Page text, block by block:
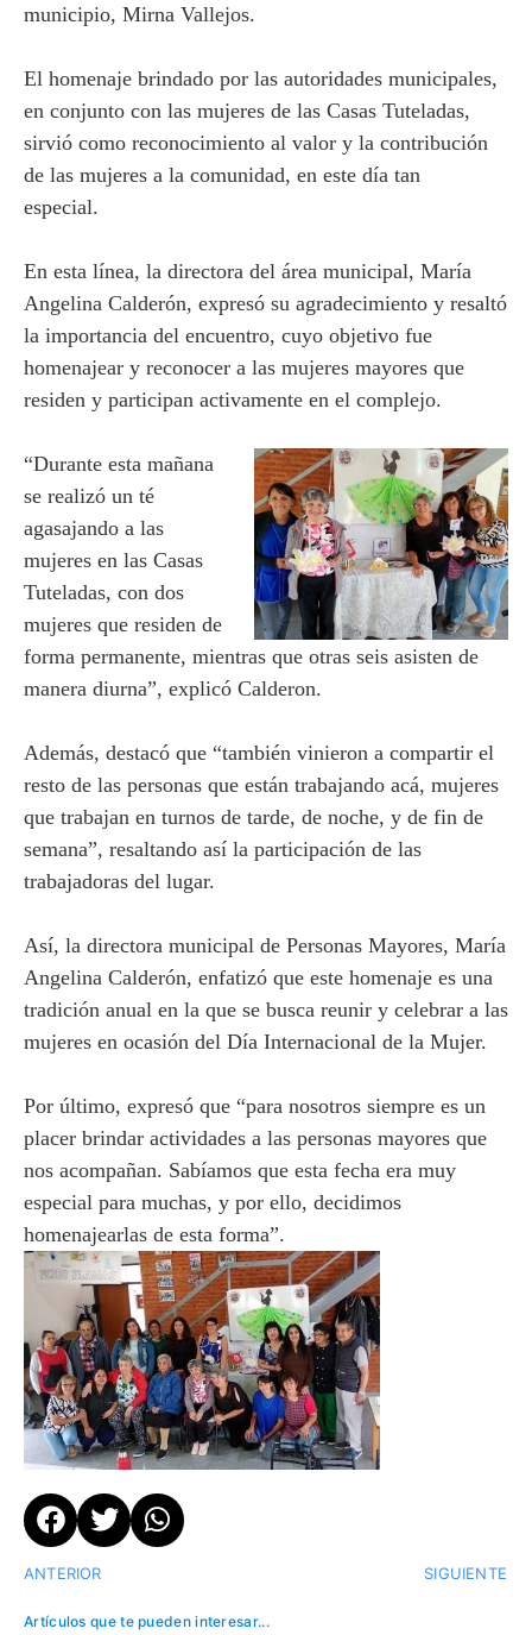
municipio, Mirna Vallejos.
El homenaje brindado por las autoridades municipales,
en conjunto con las mujeres de las Casas Tuteladas,
sirvió como reconocimiento al valor y la contribución
de las mujeres a la comunidad, en este día tan
especial.
En esta línea, la directora del área municipal, María
Angelina Calderón, expresó su agradecimiento y resaltó
la importancia del encuentro, cuyo objetivo fue
homenajear y reconocer a las mujeres mayores que
residen y participan activamente en el complejo.
“Durante esta mañana
se realizó un té
agasajando a las
mujeres en las Casas
Tuteladas, con dos
mujeres que residen de
forma permanente, mientras que otras seis asisten de
manera diurna”, explicó Calderon.
Además, destacó que “también vinieron a compartir el
resto de las personas que están trabajando acá, mujeres
que trabajan en turnos de tarde, de noche, y de fin de
semana”, resaltando así la participación de las
trabajadoras del lugar.
Así, la directora municipal de Personas Mayores, María
Angelina Calderón, enfatizó que este homenaje es una
tradición anual en la que se busca reunir y celebrar a las
mujeres en ocasión del Día Internacional de la Mujer.
Por último, expresó que “para nosotros siempre es un
placer brindar actividades a las personas mayores que
nos acompañan. Sabíamos que esta fecha era muy
especial para muchas, y por ello, decidimos
homenajearlas de esta forma”.
ANTERIOR SIGUIENTE
Artículos que te pueden interesar...